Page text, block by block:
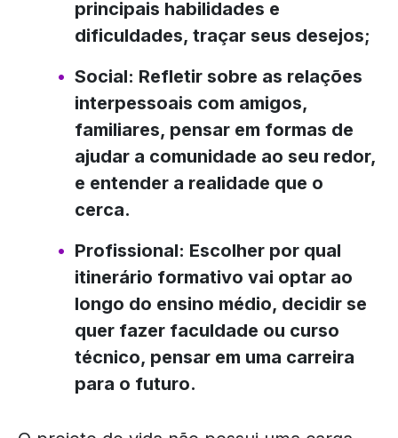
principais habilidades e
dificuldades, traçar seus desejos;
Social: Refletir sobre as relações
interpessoais com amigos,
familiares, pensar em formas de
ajudar a comunidade ao seu redor,
e entender a realidade que o
cerca.
Profissional: Escolher por qual
itinerário formativo vai optar ao
longo do ensino médio, decidir se
quer fazer faculdade ou curso
técnico, pensar em uma carreira
para o futuro.